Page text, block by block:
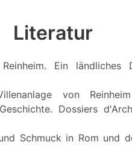
Literatur
Ein ländliches
von
Dossiers
Schmuck in Rom und